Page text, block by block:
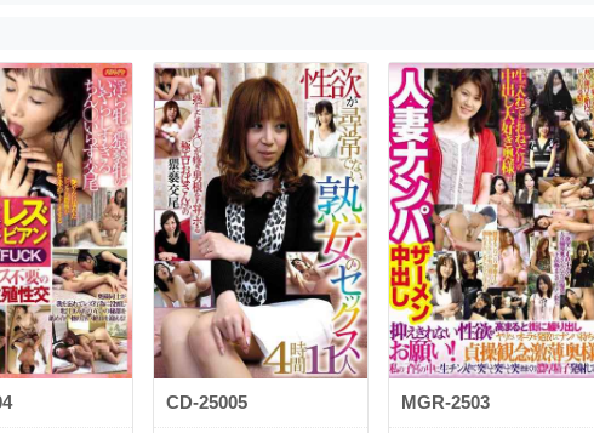
CD-25005 MGR-2503